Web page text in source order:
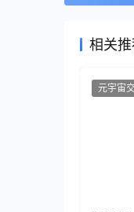
相关推
元宇宙